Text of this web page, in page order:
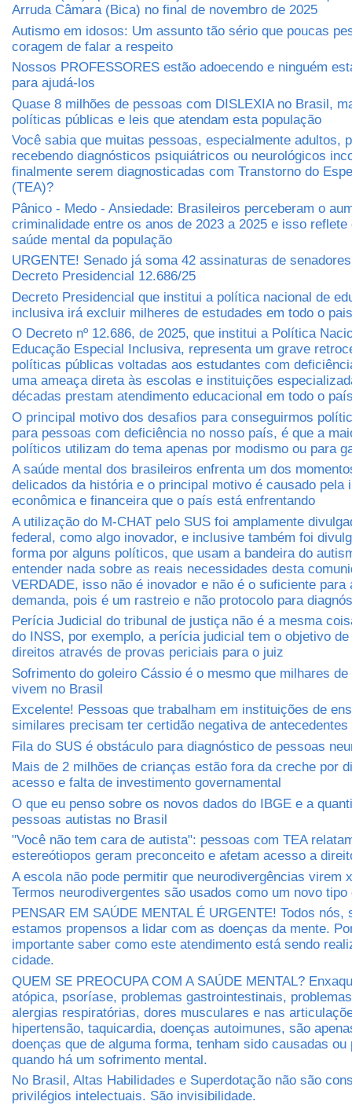
Arruda Câmara (Bica) no final de novembro de 2025
Autismo em idosos: Um assunto tão sério que poucas
coragem de falar a respeito
Nossos PROFESSORES estão adoecendo e ninguém
para ajudá-los
Quase 8 milhões de pessoas com DISLEXIA no Brasil,
políticas públicas e leis que atendam esta população
Você sabia que muitas pessoas, especialmente adultos,
recebendo diagnósticos psiquiátricos ou neurológicos
finalmente serem diagnosticadas com Transtorno do
(TEA)?
Pânico - Medo - Ansiedade: Brasileiros perceberam o
criminalidade entre os anos de 2023 a 2025 e isso reflete
saúde mental da população
URGENTE! Senado já soma 42 assinaturas de
Decreto Presidencial 12.686/25
Decreto Presidencial que institui a política nacional de
inclusiva irá excluir milheres de estudades em todo o pais
O Decreto nº 12.686, de 2025, que institui a Política
Educação Especial Inclusiva, representa um grave
políticas públicas voltadas aos estudantes com
uma ameaça direta às escolas e instituições
décadas prestam atendimento educacional em todo o
O principal motivo dos desafios para conseguirmos
para pessoas com deficiência no nosso país, é que a
políticos utilizam do tema apenas por modismo ou para
A saúde mental dos brasileiros enfrenta um dos
delicados da história e o principal motivo é causado pela
econômica e financeira que o país está enfrentando
A utilização do M-CHAT pelo SUS foi amplamente
federal, como algo inovador, e inclusive também foi
forma por alguns políticos, que usam a bandeira do
entender nada sobre as reais necessidades desta
VERDADE, isso não é inovador e não é o suficiente para
demanda, pois é um rastreio e não protocolo para
Perícia Judicial do tribunal de justiça não é a mesma
do INSS, por exemplo, a perícia judicial tem o objetivo
direitos através de provas periciais para o juiz
Sofrimento do goleiro Cássio é o mesmo que milhares
vivem no Brasil
Excelente! Pessoas que trabalham em instituições de
similares precisam ter certidão negativa de
Fila do SUS é obstáculo para diagnóstico de pessoas
Mais de 2 milhões de crianças estão fora da creche por
acesso e falta de investimento governamental
O que eu penso sobre os novos dados do IBGE e a
pessoas autistas no Brasil
"Você não tem cara de autista": pessoas com TEA
estereótiopos geram preconceito e afetam acesso a
A escola não pode permitir que neurodivergências virem
Termos neurodivergentes são usados como um novo tipo
PENSAR EM SAÚDE MENTAL É URGENTE! Todos nós,
estamos propensos a lidar com as doenças da mente.
importante saber como este atendimento está sendo
cidade.
QUEM SE PREOCUPA COM A SAÚDE MENTAL?
atópica, psoríase, problemas gastrointestinais,
alergias respiratórias, dores musculares e nas
hipertensão, taquicardia, doenças autoimunes, são
doenças que de alguma forma, tenham sido causadas ou
quando há um sofrimento mental.
No Brasil, Altas Habilidades e Superdotação não são
privilégios intelectuais. São invisibilidade.